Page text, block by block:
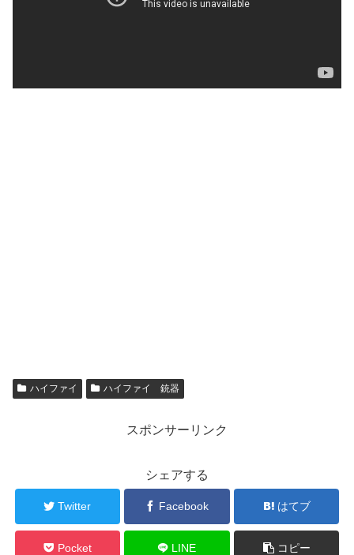
ハイファイ ハイファイ 銃器
スポンサーリンク
シェアする
Twitter Facebook はてブ
Pocket LINE コピー